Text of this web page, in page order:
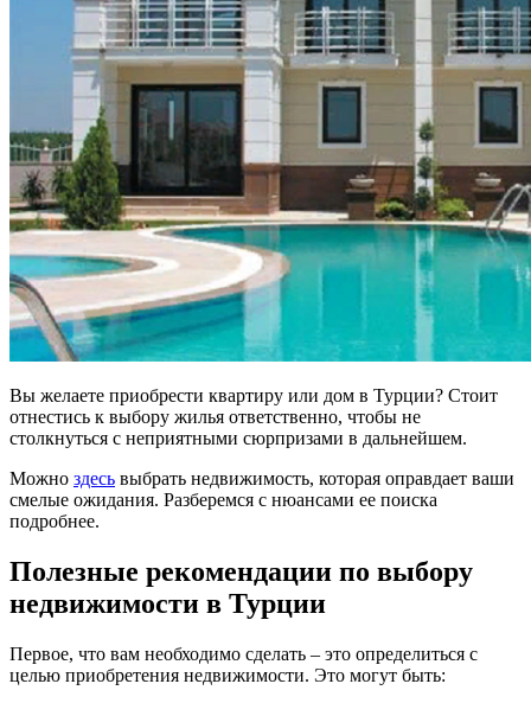
Вы желаете приобрести квартиру или дом в Турции? Стоит
отнестись к выбору жилья ответственно, чтобы не
столкнуться с неприятными сюрпризами в дальнейшем.
Можно здесь выбрать недвижимость, которая оправдает ваши
смелые ожидания. Разберемся с нюансами ее поиска
подробнее.
Полезные рекомендации по выбору
недвижимости в Турции
Первое, что вам необходимо сделать – это определиться с
целью приобретения недвижимости. Это могут быть: